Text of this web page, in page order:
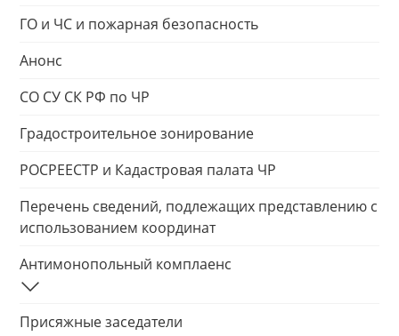
ГО и ЧС и пожарная безопасность
Анонс
СО СУ СК РФ по ЧР
Градостроительное зонирование
РОСРЕЕСТР и Кадастровая палата ЧР
Перечень сведений, подлежащих представлению с
использованием координат
Антимонопольный комплаенс
Присяжные заседатели